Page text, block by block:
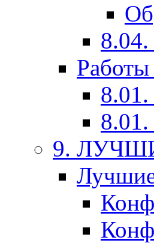
8.04.
Работы
8.01.
8.01.
9.